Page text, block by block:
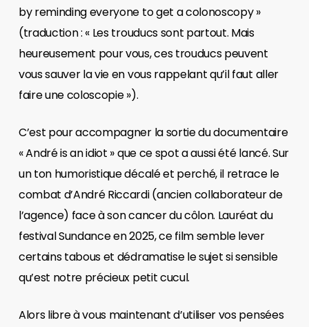
by reminding everyone to get a colonoscopy »
(traduction : « Les trouducs sont partout. Mais
heureusement pour vous, ces trouducs peuvent
vous sauver la vie en vous rappelant qu’il faut aller
faire une coloscopie »).
C’est pour accompagner la sortie du documentaire
« André is an idiot » que ce spot a aussi été lancé. Sur
un ton humoristique décalé et perché, il retrace le
combat d’André Riccardi (ancien collaborateur de
l’agence) face à son cancer du côlon. Lauréat du
festival Sundance en 2025, ce film semble lever
certains tabous et dédramatise le sujet si sensible
qu’est notre précieux petit cucul.
Alors libre à vous maintenant d’utiliser vos pensées